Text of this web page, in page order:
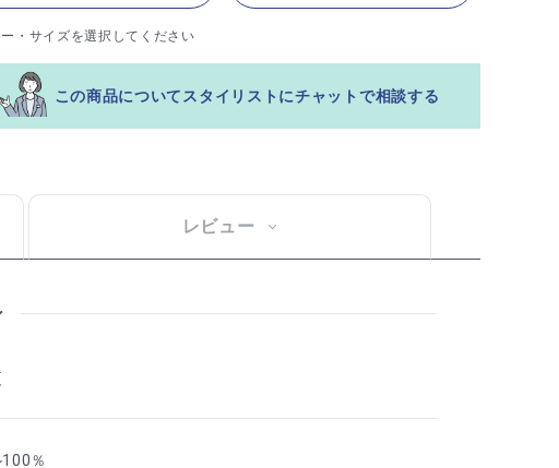
・サイズを選択してください
この商品についてスタイリストにチャットで相談する
レビュー
％